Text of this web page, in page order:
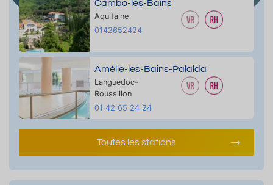
Cambo-les-Bains
Aquitaine
0142652424
Amélie-les-Bains-Palalda
Languedoc-
Roussillon
01 42 65 24 24
Toutes les stations